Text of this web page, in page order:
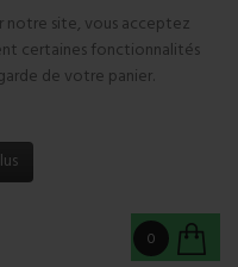
notre site, vous acceptez
certaines fonctionnalités
de votre panier.
0